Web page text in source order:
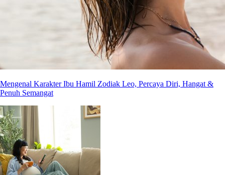
Mengenal Karakter Ibu Hamil Zodiak Leo, Percaya Diri, Hangat &
Penuh Semangat